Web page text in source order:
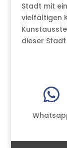
Stadt mit
vielfältigen
dieser
